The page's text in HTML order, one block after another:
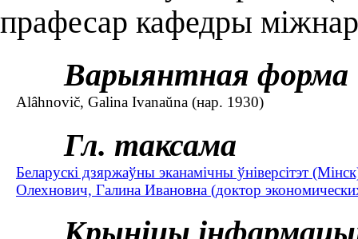
прафесар кафедры
Варыянтная форма
Alâhnovič, Galina Ivanaŭna (нар. 1930)
Гл. таксама
Беларускі дзяржаўны эканамічны ўніверсітэт
Олехнович, Галина Ивановна (доктор